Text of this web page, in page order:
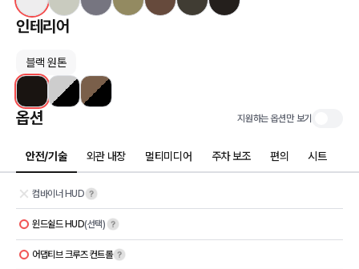
인테리어
블랙 원톤
옵션 지원하는 옵션만 보기
안전/기술 외관 내장 멀티미디어 주차 보조 편의 시트
컴바이너 HUD
윈드쉴드 HUD(선택)
어댑티브 크루즈 컨트롤